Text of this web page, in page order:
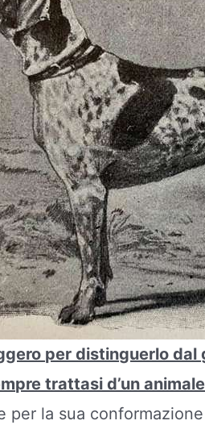
per distinguerlo dal
trattasi d’un
per la sua